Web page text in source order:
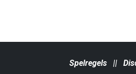
Spelregels ||